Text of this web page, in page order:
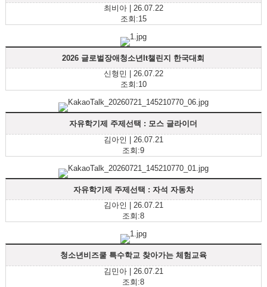
최비아 | 26.07.22
조회:15
2026 글로벌장애청소년It챌린지 한국대회
신형민 | 26.07.22
조회:10
자유학기제 주제선택 : 모스 글라이더
김아인 | 26.07.21
조회:9
자유학기제 주제선택 : 자석 자동차
김아인 | 26.07.21
조회:8
청소년비즈쿨 특수학교 찾아가는 체험교육
김민아 | 26.07.21
조회:8